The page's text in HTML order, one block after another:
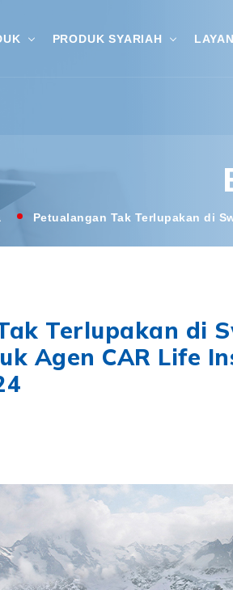
PRODUK SYARIAH
Petualangan Tak Terlupakan di
Terlupakan di
Agen CAR Life